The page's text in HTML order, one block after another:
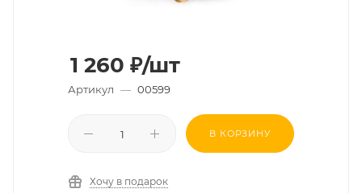
1 260 ₽/шт
Артикул — 00599
В КОРЗИНУ
Хочу в подарок